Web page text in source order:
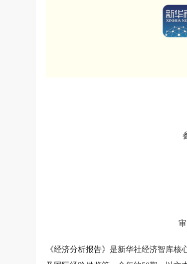
《经济分析报告》是新华社经济智库核